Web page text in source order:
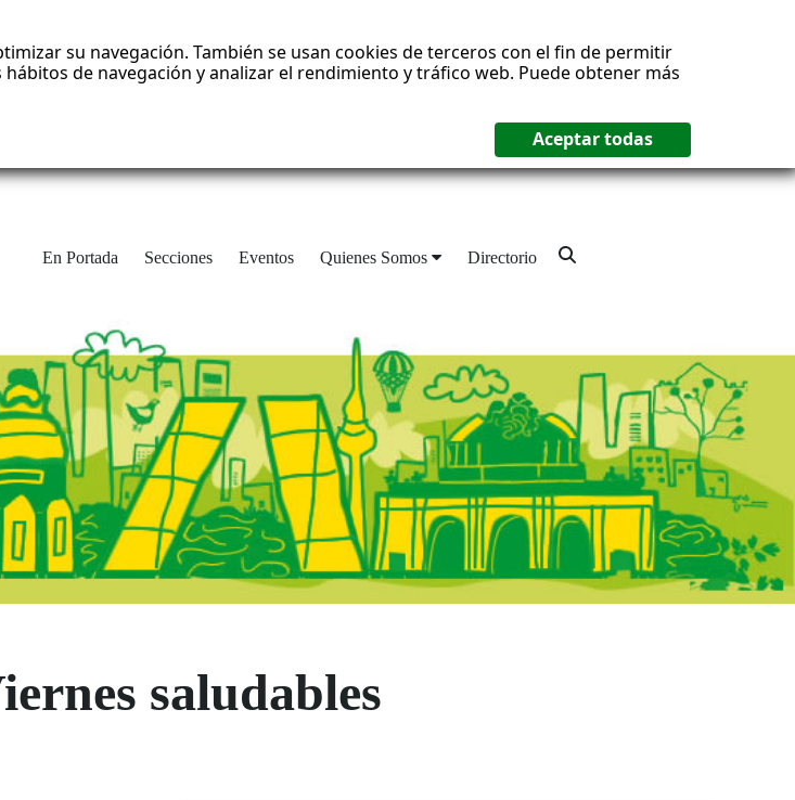
su navegación. También se usan cookies de terceros con el fin de permitir
de navegación y analizar el rendimiento y tráfico web. Puede obtener más
En Portada Secciones Eventos Quienes Somos Directorio
saludables